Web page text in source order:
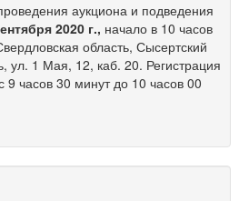
аукциона и подведения
2020 г., начало в 10 часов
область, Сысертский
ул. 1 Мая, 12, каб. 20. Регистрация
9 часов 30 минут до 10 часов 00